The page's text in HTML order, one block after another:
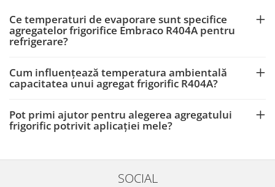
Ce temperaturi de evaporare sunt specifice
agregatelor frigorifice Embraco R404A pentru
refrigerare?
Cum influențează temperatura ambientală
capacitatea unui agregat frigorific R404A?
Pot primi ajutor pentru alegerea agregatului
frigorific potrivit aplicației mele?
SOCIAL